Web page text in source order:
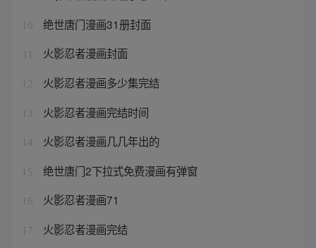
10 绝世唐门漫画31册封面
火影忍者漫画封面
12 火影忍者漫画多少集完结
13 火影忍者漫画完结时间
14 火影忍者漫画几几年出的
15 绝世唐门2下拉式免费漫画有弹窗
16 火影忍者漫画71
17 火影忍者漫画完结